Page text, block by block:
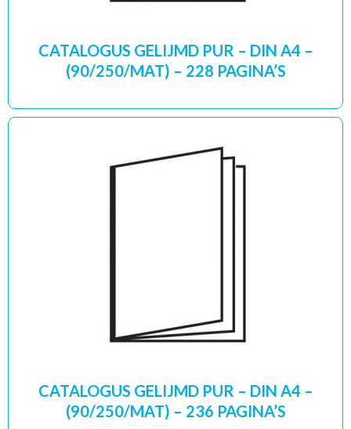
CATALOGUS GELIJMD PUR – DIN A4 –
(90/250/MAT) – 228 PAGINA’S
CATALOGUS GELIJMD PUR – DIN A4 –
(90/250/MAT) – 236 PAGINA’S